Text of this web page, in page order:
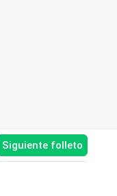
Siguiente folleto